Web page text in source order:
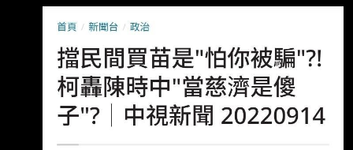
81893 2.新聞來源︰ 太報 3.完整新聞標題： 昔
示警「疫苗掮客詐騙」挨轟！陳時中：當年無數
抹黑、真相終於被看見 4.完整新聞內容︰
2026-08-07 12:10 / 作者 綜合中心 律師陳昱
瑄、疫苗掮客李易儒2021年間涉嫌假稱「上海
復星大股東」名義協助慈濟基金會 購買疫苗，